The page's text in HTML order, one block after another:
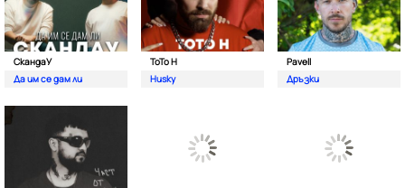
СкандаУ
Да им се дам ли
ToTo H
Husky
Pavell
Дръзки